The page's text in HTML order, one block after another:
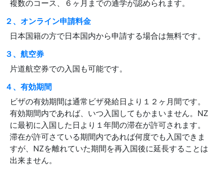
複数のコース、６ヶ月までの通学が認められます。
２、オンライン申請料金
日本国籍の方で日本国内から申請する場合は無料です。
３、航空券
片道航空券での入国も可能です。
４、有効期間
ビザの有効期間は通常ビザ発給日より１２ヶ月間です。
有効期間内であれば、いつ入国してもかまいません。NZ
に最初に入国した日より１年間の滞在が許可されます。
滞在が許可さている期間内であれば何度でも入国できま
すが、NZを離れていた期間を再入国後に延長することは
出来ません。